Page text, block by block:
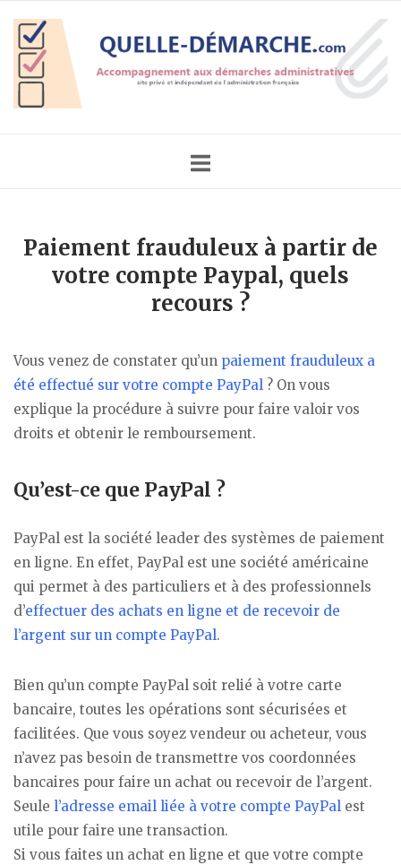
content
Home
Paiement frauduleux à partir de
votre compte Paypal, quels
recours ?
Vous venez de constater qu’un paiement frauduleux a
été effectué sur votre compte PayPal ? On vous
explique la procédure à suivre pour faire valoir vos
droits et obtenir le remboursement.
Qu’est-ce que PayPal ?
PayPal est la société leader des systèmes de paiement
en ligne. En effet, PayPal est une société américaine
qui permet à des particuliers et à des professionnels
d’effectuer des achats en ligne et de recevoir de
l’argent sur un compte PayPal.
Bien qu’un compte PayPal soit relié à votre carte
bancaire, toutes les opérations sont sécurisées et
facilitées. Que vous soyez vendeur ou acheteur, vous
n’avez pas besoin de transmettre vos coordonnées
bancaires pour faire un achat ou recevoir de l’argent.
Seule l’adresse email liée à votre compte PayPal est
utile pour faire une transaction.
Si vous faites un achat en ligne et que votre compte